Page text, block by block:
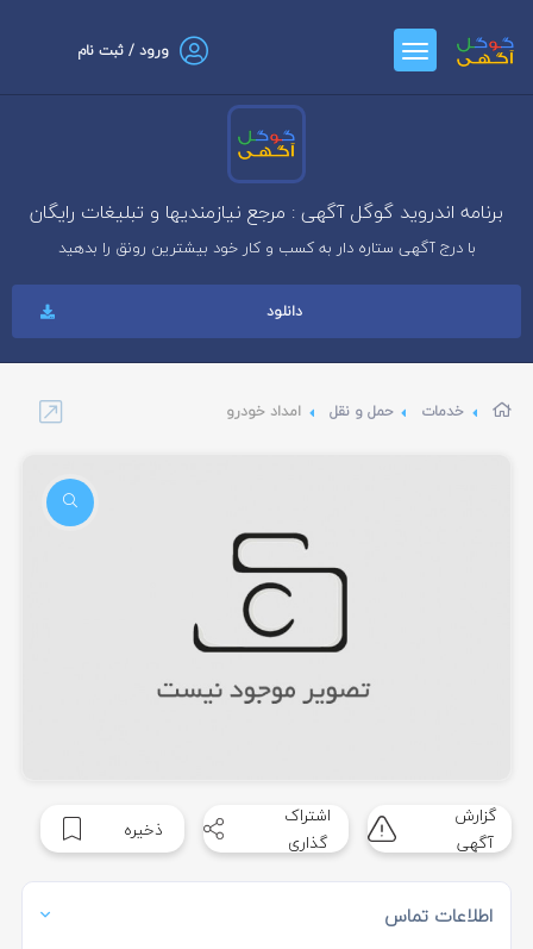
ورود / ثبت نام
برنامه اندروید گوگل آگهی : مرجع نیازمندیها و تبلیغات رایگان
با درج آگهی ستاره دار به کسب و کار خود بیشترین رونق را بدهید
دانلود
خدمات حمل و نقل امداد خودرو
گزارش
آگهی
اشتراک
گذاری
ذخیره
اطلاعات تماس